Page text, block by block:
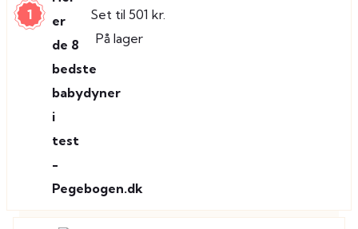
1
Set til 501 kr.
På lager